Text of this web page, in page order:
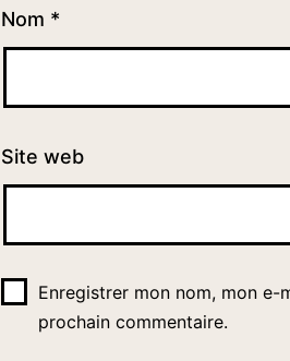
Nom *
Site web
Enregistrer mon nom, mon
prochain commentaire.